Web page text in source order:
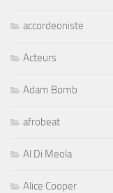
accordeoniste
Acteurs
Adam Bomb
afrobeat
Al Di Meola
Alice Cooper